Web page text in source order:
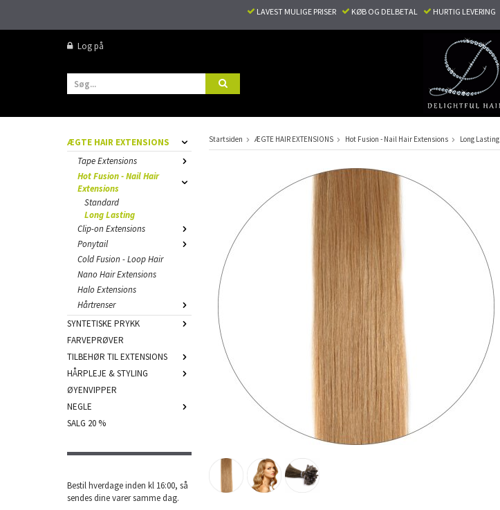
LAVEST MULIGE PRISER KØB OG DELBETAL HURTIG LEVERING
Log på
ÆGTE HAIR EXTENSIONS
Tape Extensions
Hot Fusion - Nail Hair
Extensions
Standard
Long Lasting
Clip-on Extensions
Ponytail
Cold Fusion - Loop Hair
Nano Hair Extensions
Halo Extensions
Hårtrenser
SYNTETISKE PRYKK
FARVEPRØVER
TILBEHØR TIL EXTENSIONS
HÅRPLEJE & STYLING
ØYENVIPPER
NEGLE
SALG 20 %
Bestil hverdage inden kl 16:00, så
sendes dine varer samme dag.
Startsiden ÆGTE HAIR EXTENSIONS Hot Fusion - Nail Hair Extensions Long Lasting